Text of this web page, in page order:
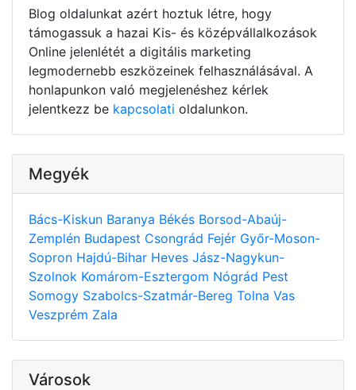
Blog oldalunkat azért hoztuk létre, hogy
támogassuk a hazai Kis- és középvállalkozások
Online jelenlétét a digitális marketing
legmodernebb eszközeinek felhasználásával. A
honlapunkon való megjelenéshez kérlek
jelentkezz be kapcsolati oldalunkon.
Megyék
Bács-Kiskun Baranya Békés Borsod-Abaúj-
Zemplén Budapest Csongrád Fejér Győr-Moson-
Sopron Hajdú-Bihar Heves Jász-Nagykun-
Szolnok Komárom-Esztergom Nógrád Pest
Somogy Szabolcs-Szatmár-Bereg Tolna Vas
Veszprém Zala
Városok